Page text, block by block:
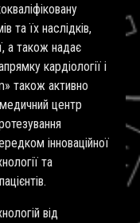
та їх наслідків,
а також надає
кардіології і
також активно
центр
інноваційної
та
від